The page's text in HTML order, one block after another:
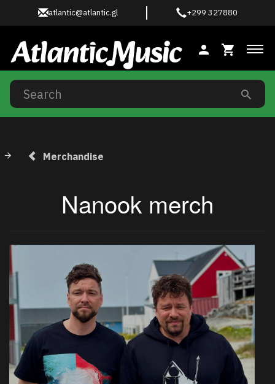
atlantic@atlantic.gl +299 327880
Merchandise
Nanook merch